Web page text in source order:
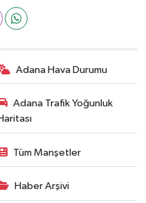
Adana Hava Durumu
Adana Trafik Yoğunluk
Tüm Manşetler
Haber Arşivi